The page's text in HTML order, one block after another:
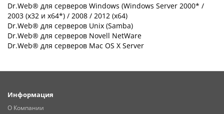
Dr.Web® для серверов Windows (Windows Server 2000* /
2003 (х32 и х64*) / 2008 / 2012 (х64)
Dr.Web® для серверов Unix (Samba)
Dr.Web® для серверов Novell NetWare
Dr.Web® для серверов Mac OS X Server
Информация
О Компании